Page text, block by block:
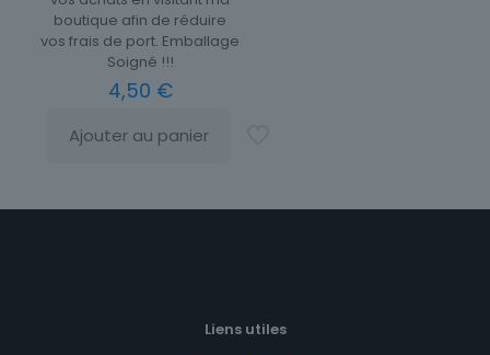
boutique afin de réduire
vos frais de port. Emballage
Soigné !!!
4,50 €
Ajouter au panier
Liens utiles